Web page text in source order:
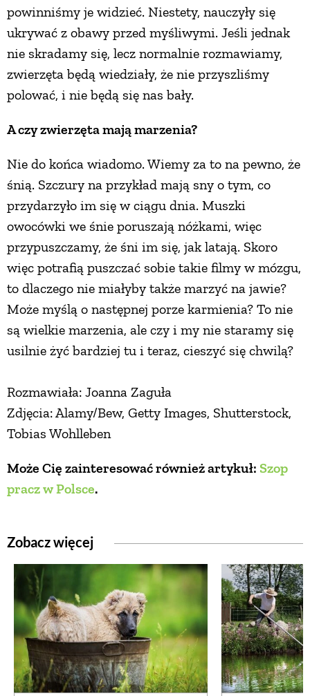
powinniśmy je widzieć. Niestety, nauczyły się
ukrywać z obawy przed myśliwymi. Jeśli jednak
nie skradamy się, lecz normalnie rozmawiamy,
zwierzęta będą wiedziały, że nie przyszliśmy
polować, i nie będą się nas bały.
A czy zwierzęta mają marzenia?
Nie do końca wiadomo. Wiemy za to na pewno, że
śnią. Szczury na przykład mają sny o tym, co
przydarzyło im się w ciągu dnia. Muszki
owocówki we śnie poruszają nóżkami, więc
przypuszczamy, że śni im się, jak latają. Skoro
więc potrafią puszczać sobie takie filmy w mózgu,
to dlaczego nie miałyby także marzyć na jawie?
Może myślą o następnej porze karmienia? To nie
są wielkie marzenia, ale czy i my nie staramy się
usilnie żyć bardziej tu i teraz, cieszyć się chwilą?
Rozmawiała: Joanna Zaguła
Zdjęcia: Alamy/Bew, Getty Images, Shutterstock,
Tobias Wohlleben
Może Cię zainteresować również artykuł: Szop
pracz w Polsce.
Zobacz więcej